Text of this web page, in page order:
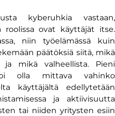
kyberuhkia vastaan,
roolissa ovat käyttäjät itse.
niin työelämässä kuin
päätöksiä siitä, mikä
mikä valheellista. Pieni
olla mittava vahinko
käyttäjältä edellytetään
ja aktiivisuutta
tai niiden yritysten esiin